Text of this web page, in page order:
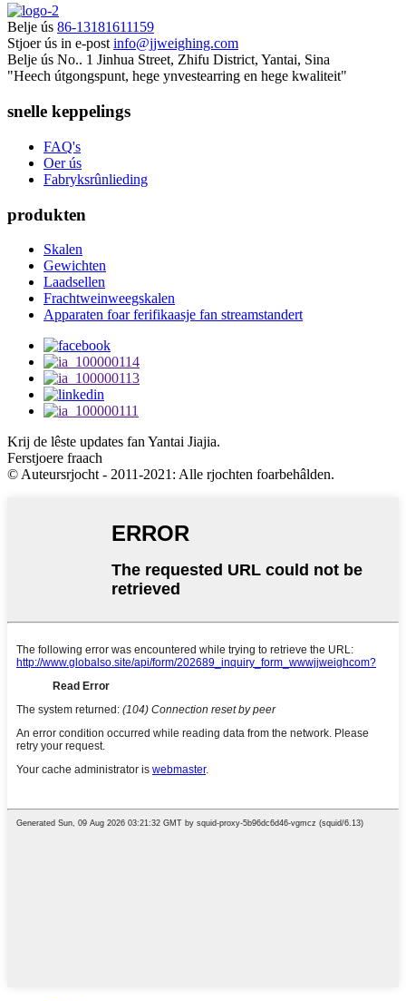
Belje ús 86-13181611159
Stjoer ús in e-post info@jjweighing.com
Belje ús No.. 1 Jinhua Street, Zhifu District, Yantai, Sina
"Heech útgongspunt, hege ynvestearring en hege kwaliteit"
snelle keppelings
FAQ's
Oer ús
Fabryksrûnlieding
produkten
Skalen
Gewichten
Laadsellen
Frachtweinweegskalen
Apparaten foar ferifikaasje fan streamstandert
Krij de lêste updates fan Yantai Jiajia.
Ferstjoere fraach
© Auteursrjocht - 2011-2021: Alle rjochten foarbehâlden.